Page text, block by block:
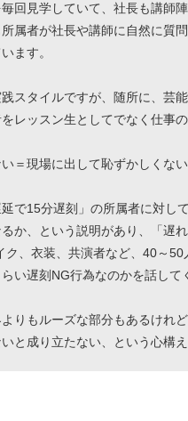
回見学していて、社長も講師
属者が社長や講師に自然に質
ます。
スタイルですが、随所に、芸
レッスン生としてでなく仕事
＝現場に出して恥ずかしくな
で15分遅刻」の所属者に対し
か、という説明があり、「遅
ク、衣装、共演者など、40～
い遅刻NG行為なのかを話して
りもルーズな部分もあるけれ
と成り立たない、という心構